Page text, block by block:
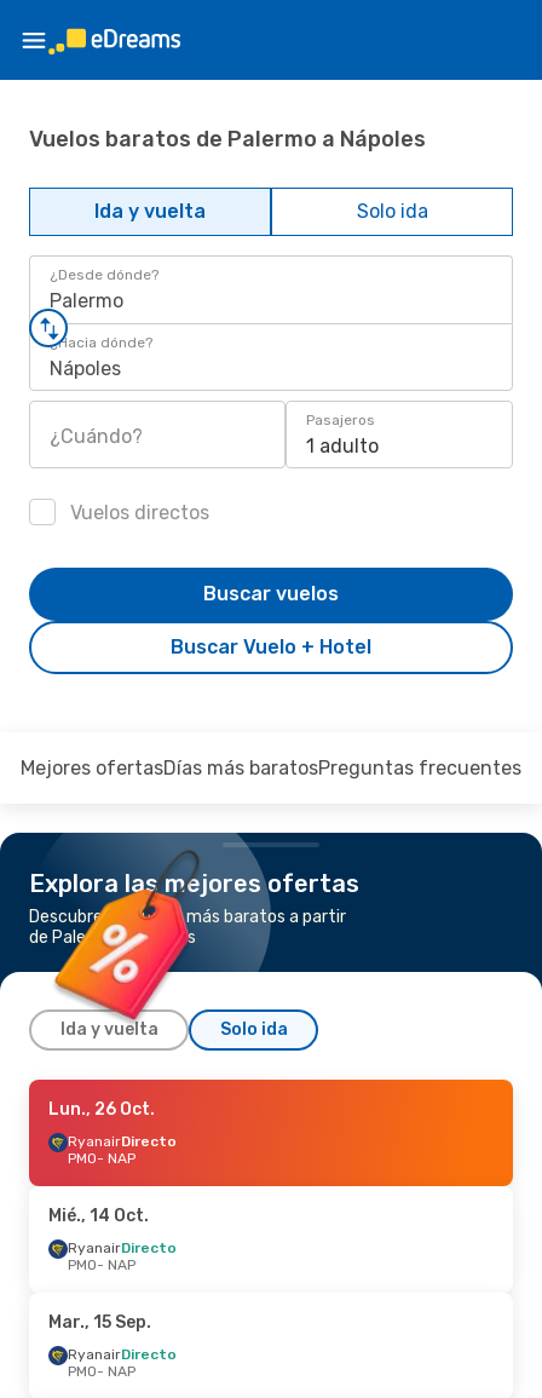
Vuelos baratos de Palermo a Nápoles
Ida y vuelta Solo ida
¿Desde dónde?
Palermo
¿Hacia dónde?
Nápoles
¿Cuándo?
Pasajeros
1 adulto
Vuelos directos
Buscar Vuelo + Hotel
Buscar vuelos
Mejores ofertasDías más baratosPreguntas frecuentes
Explora las mejores ofertas
Descubre los vuelos más baratos a partir
de Palermo a Nápoles
Ida y vuelta Solo ida
Mar., 15 Sep.- Mié., 16 Sep.
RyanairDirecto
PMO- NAP
NAP- PMO
Lun., 26 Oct.
RyanairDirecto
PMO- NAP
Mié., 14 Oct.
RyanairDirecto
PMO- NAP
Mar., 15 Sep.
RyanairDirecto
PMO- NAP